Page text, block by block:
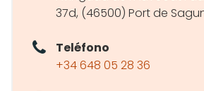
37d, (46500) Port de
Teléfono
+34 648 05 28 36